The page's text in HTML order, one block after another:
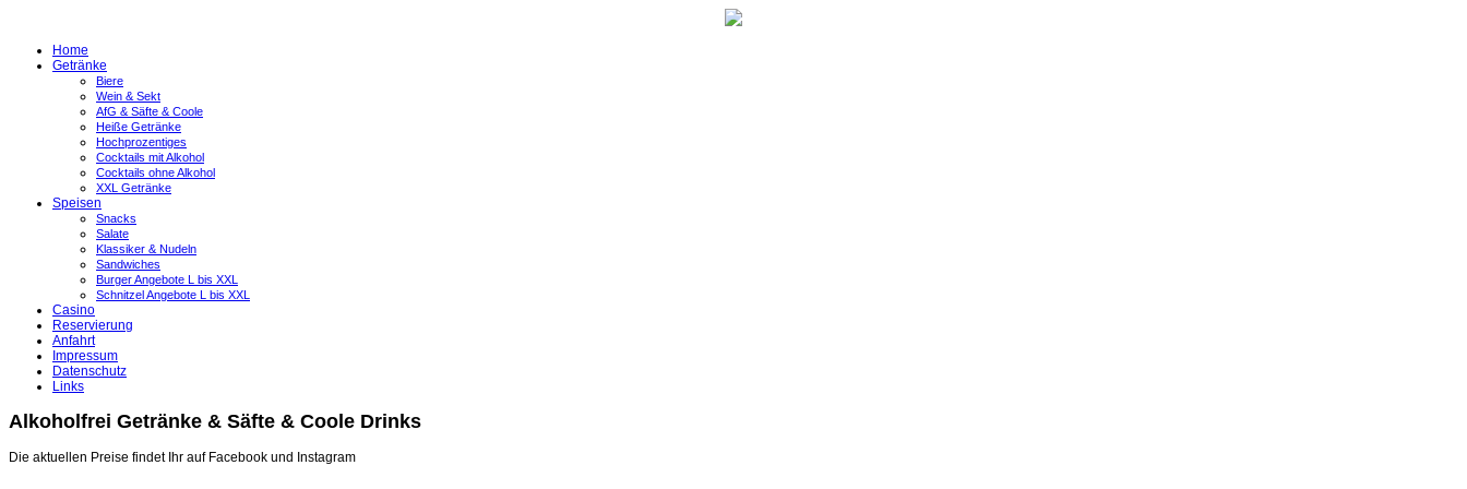
Home
Getränke
Biere
Wein & Sekt
AfG & Säfte & Coole
Heiße Getränke
Hochprozentiges
Cocktails mit Alkohol
Cocktails ohne Alkohol
XXL Getränke
Speisen
Snacks
Salate
Klassiker & Nudeln
Sandwiches
Burger Angebote L bis XXL
Schnitzel Angebote L bis XXL
Casino
Reservierung
Anfahrt
Impressum
Datenschutz
Links
Alkoholfrei Getränke & Säfte & Coole Drinks
Die aktuellen Preise findet Ihr auf Facebook und Instagram